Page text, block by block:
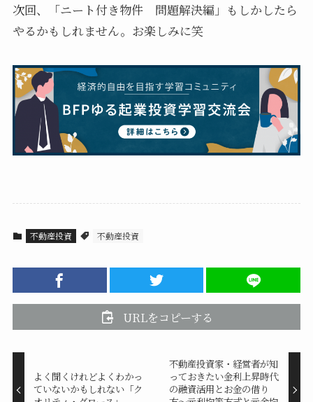
次回、「ニート付き物件 問題解決編」もしかしたら
やるかもしれません。お楽しみに笑
不動産投資 不動産投資
URLをコピーする
よく聞くけれどよくわかっ
ていないかもしれない「ク
不動産投資家・経営者が知
っておきたい金利上昇時代
の融資活用とお金の借り